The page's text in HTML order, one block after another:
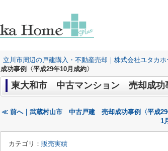
立川市周辺の戸建購入・不動産売却｜株式会社ユタカホ
成功事例〈平成29年10月成約〉
東大和市 中古マンション 売却成功
≪ 前へ｜武蔵村山市 中古戸建 売却成功事例〈平成29
1
カテゴリ： 販売実績